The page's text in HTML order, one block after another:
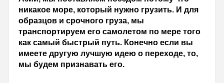
никакое море, который нужно грузить. И для
образцов и срочного груза, мы
транспортируем его самолетом по мере того
как самый быстрый путь. Конечно если вы
имеете другую лучшую идею о переходе, то,
мы будем признавать его.